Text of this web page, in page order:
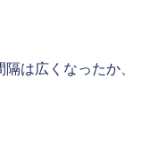
は広くなったか、